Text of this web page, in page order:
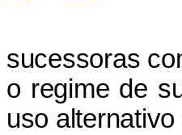
sucessoras
o regime de
uso alternativo